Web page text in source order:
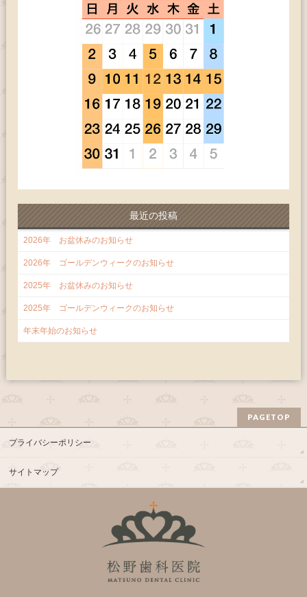
最近の投稿
2026年 お盆休みのお知らせ
2026年 ゴールデンウィークのお知らせ
2025年 お盆休みのお知らせ
2025年 ゴールデンウィークのお知らせ
年末年始のお知らせ
PAGETOP
プライバシーポリシー
サイトマップ